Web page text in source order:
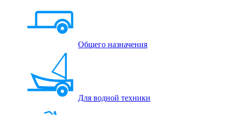
Общего назначения
Для водной техники